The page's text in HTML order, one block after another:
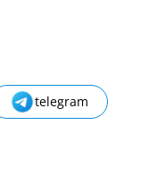
telegram